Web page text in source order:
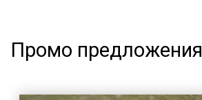
Промо предложения